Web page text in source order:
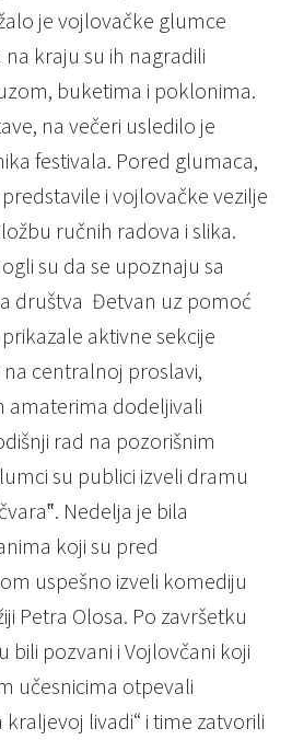
je vojlovačke glumce
kraju su ih nagradili
buketima i poklonima.
na večeri usledilo je
festivala. Pored glumaca,
i vojlovačke vezilje
ručnih radova i slika.
su da se upoznaju sa
društva Đetvan uz pomoć
aktivne sekcije
centralnoj proslavi,
amaterima dodeljivali
rad na pozorišnim
su publici izveli dramu
Nedelja je bila
koji su pred
uspešno izveli komediju
Petra Olosa. Po završetku
bili pozvani i Vojlovčani koji
učesnicima otpevali
livadi“ i time zatvorili